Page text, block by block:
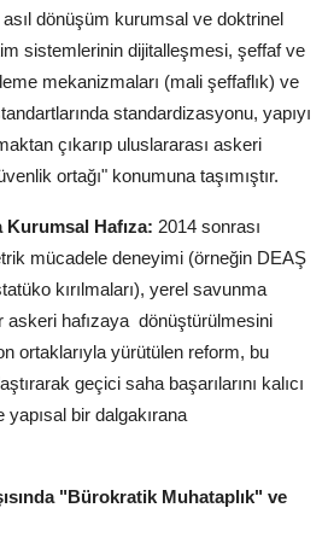
dönüşüm kurumsal ve doktrinel
sistemlerinin dijitalleşmesi, şeffaf ve
mekanizmaları (mali şeffaflık) ve
standardizasyonu, yapıyı
çıkarıp uluslararası askeri
ortağı" konumuna taşımıştır.
Kurumsal Hafıza: 2014 sonrası
mücadele deneyimi (örneğin DEAŞ
kırılmaları), yerel savunma
askeri hafızaya dönüştürülmesini
ortaklarıyla yürütülen reform, bu
geçici saha başarılarını kalıcı
bir dalgakırana
"Bürokratik Muhataplık" ve